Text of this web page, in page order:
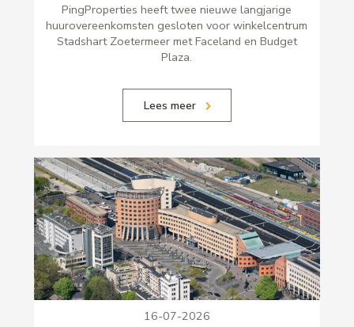
PingProperties heeft twee nieuwe langjarige
huurovereenkomsten gesloten voor winkelcentrum
Stadshart Zoetermeer met Faceland en Budget
Plaza.
Lees meer
16-07-2026